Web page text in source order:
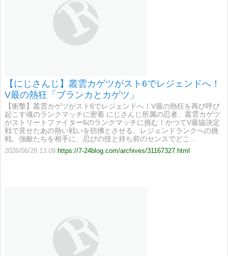
【にじさんじ】叢雲カゲツがスト6でレジェンドへ！
V最の熱狂「ブランカとカゲツ」
【衝撃】叢雲カゲツがスト6でレジェンドへ！V最の熱狂を再び呼び
起こす魂のランクマッチに密着 にじさんじ所属の忍者、叢雲カゲツ
がストリートファイター6のランクマッチに挑む！かつてV最協決定
戦で見せたあの熱い戦いを彷彿とさせる、レジェンドランクへの挑
戦。強敵たちを相手に、忍びの技と持ち前のセンスでどこ…
2026/06/28 13:09 https://7-24blog.com/archives/31167327.html